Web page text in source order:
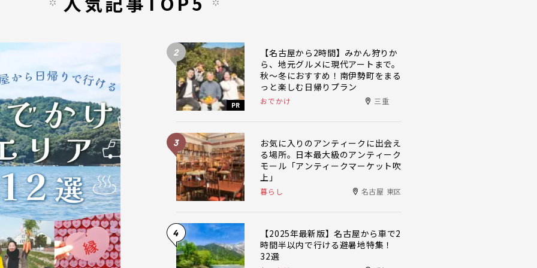
2
PR
【名古屋から2時間】みかん狩りか
ら、地元グルメに現代アートまで。
秋〜冬におすすめ！南伊勢町をまる
っと楽しむ日帰りプラン
おでかけ 三重
3
お気に入りのアンティークに出会え
る場所。日本最大級のアンティーク
モール「アンティークマーケット吹
上」
暮らし 名古屋 東区
4
【2025年最新版】名古屋から車で2
時間半以内で行ける避暑地特集！
32選